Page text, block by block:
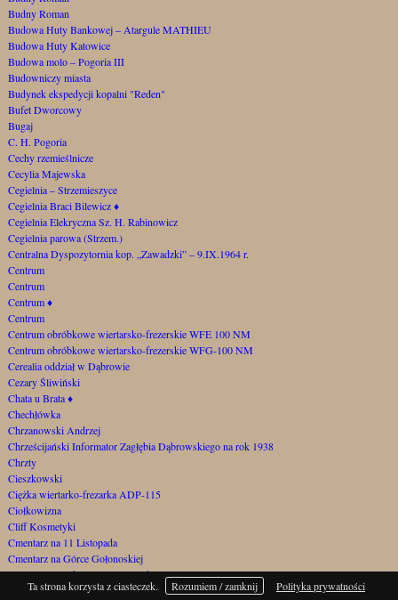
Budny Roman
Budowa Huty Bankowej – Atargule MATHIEU
Budowa Huty Katowice
Budowa molo – Pogoria III
Budowniczy miasta
Budynek ekspedycji kopalni "Reden"
Bufet Dworcowy
Bugaj
C. H. Pogoria
Cechy rzemieślnicze
Cecylia Majewska
Cegielnia – Strzemieszyce
Cegielnia Braci Bilewicz♦
Cegielnia Elekryczna Sz. H. Rabinowicz
Cegielnia parowa (Strzem.)
Centralna Dyspozytornia kop. „Zawadzki” – 9.IX.1964 r.
Centrum
Centrum
Centrum♦
Centrum
Centrum obróbkowe wiertarsko-frezerskie WFE 100 NM
Centrum obróbkowe wiertarsko-frezerskie WFG-100 NM
Cerealia oddział w Dąbrowie
Cezary Śliwiński
Chata u Brata♦
Chechłówka
Chrzanowski Andrzej
Chrześcijański Informator Zagłębia Dąbrowskiego na rok 1938
Chrzty
Cieszkowski
Ciężka wiertarko-frezarka ADP-115
Ciołkowizna
Cliff Kosmetyki
Cmentarz na 11 Listopada
Cmentarz na Górce Gołonoskiej
Cmentarz samobójców za Szygarką
Cmentarz św. Barbary przy ul. Starocmentarnej
Ta strona korzysta z ciasteczek. Rozumiem / zamknij Polityka prywatności